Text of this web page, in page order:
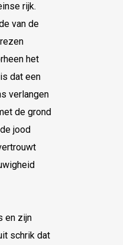
rijk.
van de
het
dat een
verlangen
de grond
jood
en zijn
schrik dat